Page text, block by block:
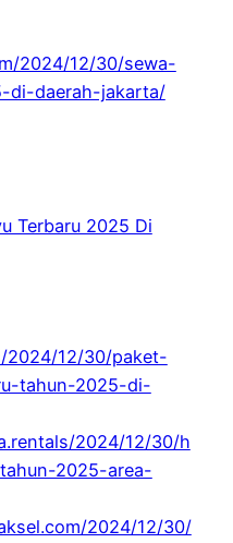
2024/12/30/sewa-
di-daerah-jakarta/
Terbaru 2025 Di
2024/12/30/paket-
tahun-2025-di-
2024/12/30/h
2025-area-
2024/12/30/